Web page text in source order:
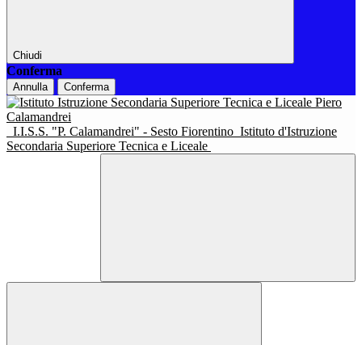
Chiudi
Conferma
Annulla Conferma
I.I.S.S. "P. Calamandrei" - Sesto Fiorentino Istituto d'Istruzione
Secondaria Superiore Tecnica e Liceale